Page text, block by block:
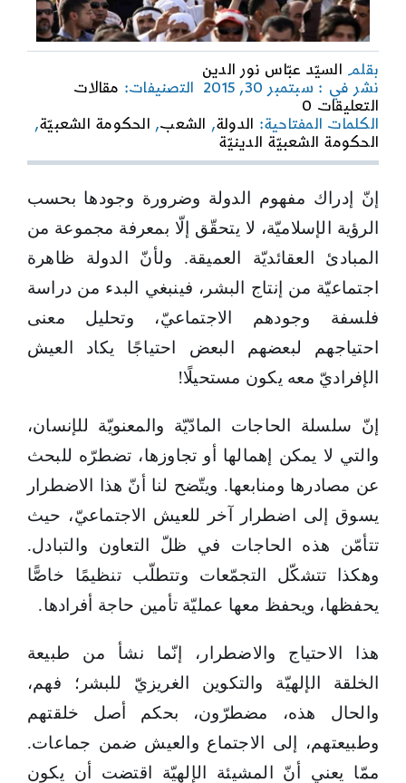
بقلم السيّد عبّاس نور الدين
نشر في : سبتمبر 30, 2015
التصنيفات: مقالات
التعليقات 0
on
فلسفة
الدولة
في
الكلمات المفتاحية: الدولة, الشعب, الحكومة الشعبيّة,
الحكومة الشعبيّة الدينيّة
إنّ إدراك مفهوم الدولة وضرورة وجودها بحسب
الرؤية الإسلاميّة، لا يتحقّق إلّا بمعرفة مجموعة من
المبادئ العقائديّة العميقة. ولأنّ الدولة ظاهرة
اجتماعيّة من إنتاج البشر، فينبغي البدء من دراسة
فلسفة وجودهم الاجتماعيّ، وتحليل معنى
احتياجهم لبعضهم البعض احتياجًا يكاد العيش
الإفراديّ معه يكون مستحيلًا!
إنّ سلسلة الحاجات المادّيّة والمعنويّة للإنسان،
والتي لا يمكن إهمالها أو تجاوزها، تضطرّه للبحث
عن مصادرها ومنابعها. ويتّضح لنا أنّ هذا الاضطرار
يسوق إلى اضطرار آخر للعيش الاجتماعيّ، حيث
تتأمّن هذه الحاجات في ظلّ التعاون والتبادل.
وهكذا تتشكّل التجمّعات وتتطلّب تنظيمًا خاصًّا
يحفظها، ويحفظ معها عمليّة تأمين حاجة أفرادها.
هذا الاحتياج والاضطرار، إنّما نشأ من طبيعة
الخلقة الإلهيّة والتكوين الغريزيّ للبشر؛ فهم،
والحال هذه، مضطرّون، بحكم أصل خلقتهم
وطبيعتهم، إلى الاجتماع والعيش ضمن جماعات.
ممّا يعني أنّ المشيئة الإلهيّة اقتضت أن يكون